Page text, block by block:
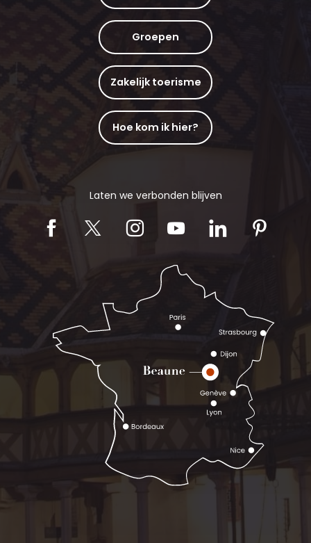
Groepen
Zakelijk toerisme
Hoe kom ik hier?
Laten we verbonden blijven